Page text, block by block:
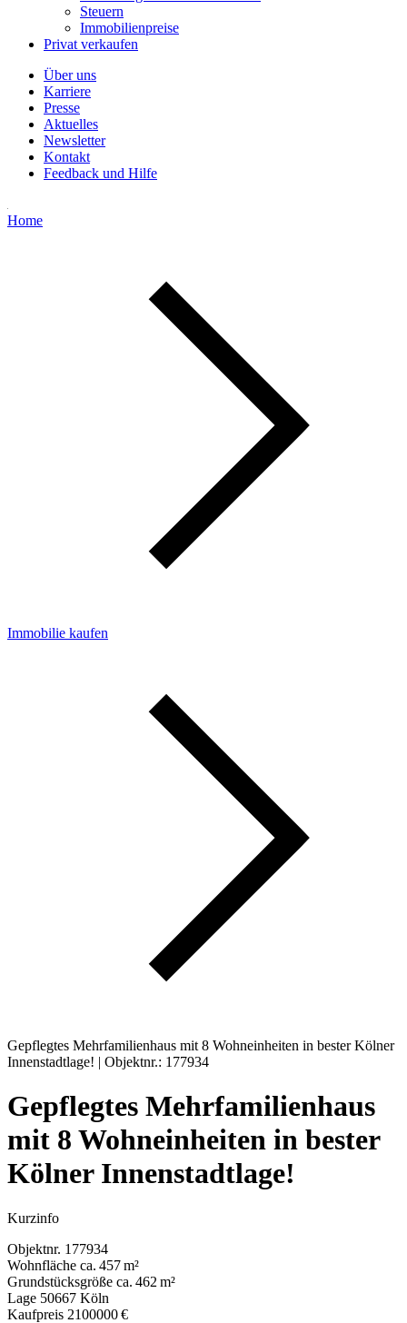
Steuern
Immobilienpreise
Privat verkaufen
Über uns
Karriere
Presse
Aktuelles
Newsletter
Kontakt
Feedback und Hilfe
Home
Immobilie kaufen
Gepflegtes Mehrfamilienhaus mit 8 Wohneinheiten in bester Kölner
Innenstadtlage! | Objektnr.: 177934
Gepflegtes Mehrfamilienhaus
mit 8 Wohneinheiten in bester
Kölner Innenstadtlage!
Kurzinfo
Objektnr. 177934
Wohnfläche ca. 457 m²
Grundstücksgröße ca. 462 m²
Lage 50667 Köln
Kaufpreis 2100000 €